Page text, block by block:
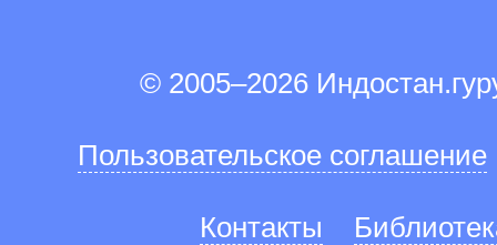
© 2005–2026
Пользовательское соглашение
Контакты